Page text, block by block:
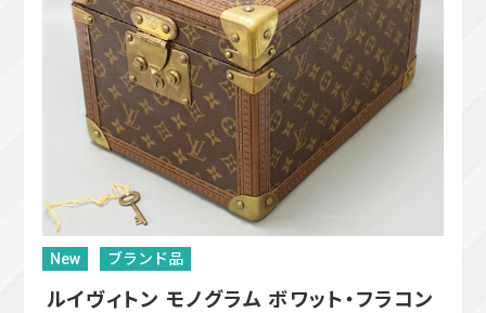
New ブランド品
ルイヴィトン モノグラム ボワット・フラコン